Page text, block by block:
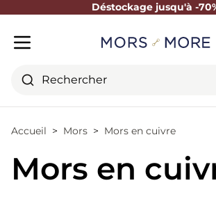
Déstockage jusqu'à -
Fermer
Rechercher
Accueil Mors Mors en cuivre
Mors en